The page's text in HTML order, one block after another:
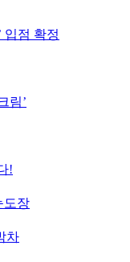
입점 확정
림’
!
도장
차